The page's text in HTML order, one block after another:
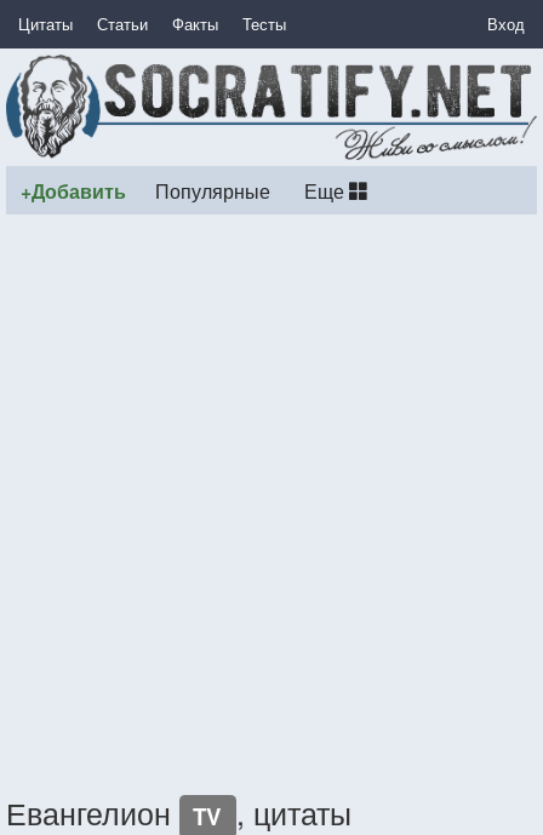
Цитаты Статьи Факты Тесты Вход
+Добавить Популярные Еще
Евангелион TV , цитаты